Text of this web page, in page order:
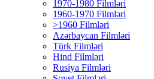
1970-1980 Filmləri
1960-1970 Filmləri
>1960 Filmləri
Azərbaycan Filmləri
Türk Filmləri
Hind Filmləri
Rusiya Filmləri